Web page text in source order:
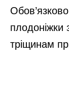
плодоніжки
тріщинам